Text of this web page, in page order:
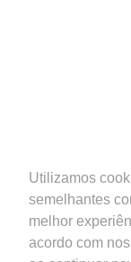
Utilizamos
semelhantes
melhor
acordo com
Siga-